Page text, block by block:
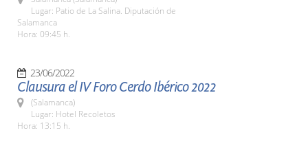
Lugar: Patio de La Salina. Diputación de
Salamanca
Hora: 09:45 h.
23/06/2022
Clausura el IV Foro Cerdo Ibérico 2022
(Salamanca)
Lugar: Hotel Recoletos
Hora: 13:15 h.